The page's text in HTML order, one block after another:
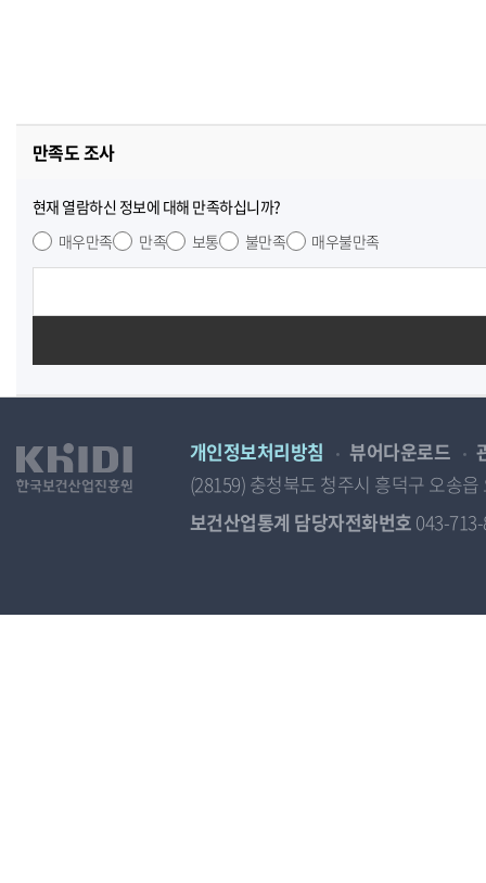
만족도 조사
현재 열람하신 정보에 대해 만족하십니까?
매우만족
만족 보통 불만족 매우불만족
개인정보처리방침 뷰어다운로드
(28159) 충청북도 청주시 흥덕구 오송
보건산업통계 담당자전화번호 043-